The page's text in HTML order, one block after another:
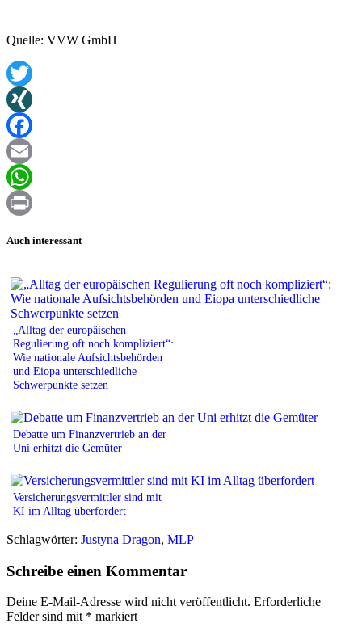
Quelle: VVW GmbH
Twitter
XING
Facebook
Email
WhatsApp
Auch interessant
„Alltag der europäischen
Regulierung oft noch kompliziert“:
Wie nationale Aufsichtsbehörden
und Eiopa unterschiedliche
Schwerpunkte setzen
Debatte um Finanzvertrieb an der
Uni erhitzt die Gemüter
Versicherungsvermittler sind mit
KI im Alltag überfordert
Schlagwörter: Justyna Dragon, MLP
Schreibe einen Kommentar
Deine E-Mail-Adresse wird nicht veröffentlicht. Erforderliche
Felder sind mit * markiert